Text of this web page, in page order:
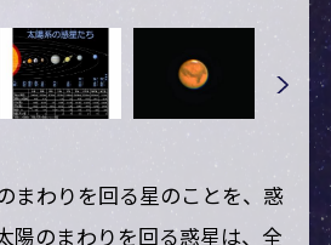
まわりを回る星のことを、惑
陽のまわりを回る惑星は、全